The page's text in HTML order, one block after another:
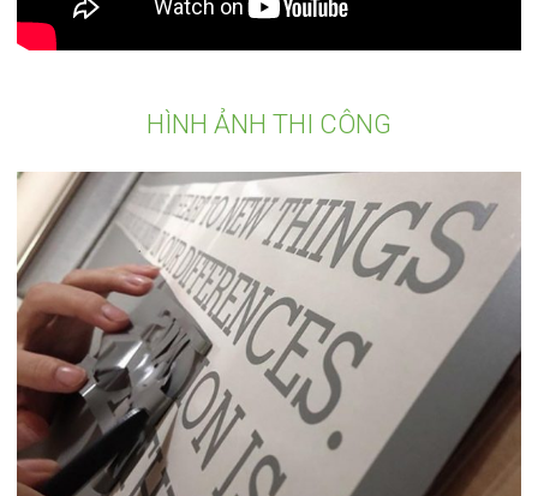
HÌNH ẢNH THI CÔNG